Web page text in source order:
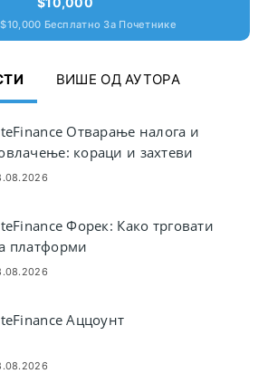
Бесплатно За Почетнике
ВИШЕ ОД АУТОРА
Отварање налога и
кораци и захтеви
Форек: Како трговати
платформи
Аццоунт